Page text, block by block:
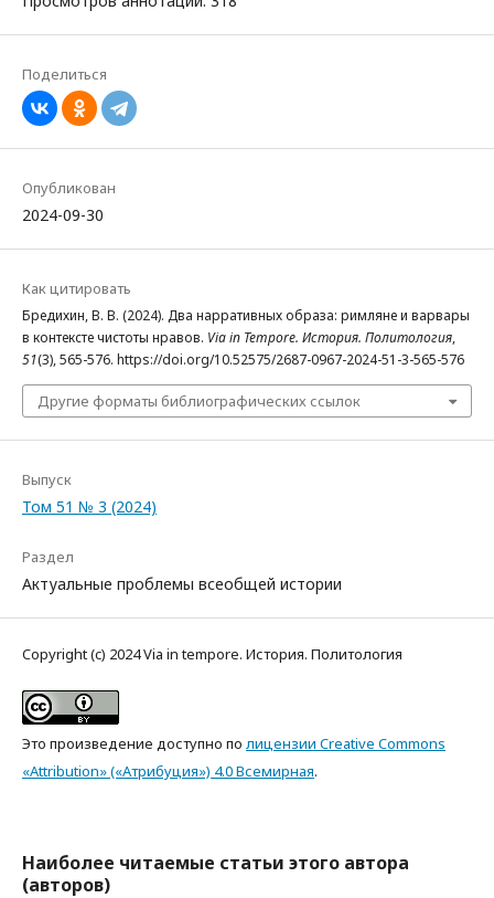
Поделиться
Опубликован
2024-09-30
Как цитировать
Бредихин, В. В. (2024). Два нарративных образа: римляне и варвары
в контексте чистоты нравов. Via in Tempore. История. Политология,
51(3), 565-576. https://doi.org/10.52575/2687-0967-2024-51-3-565-576
Другие форматы библиографических ссылок
Выпуск
Том 51 № 3 (2024)
Раздел
Актуальные проблемы всеобщей истории
Copyright (c) 2024 Via in tempore. История. Политология
Это произведение доступно по лицензии Creative Commons
«Attribution» («Атрибуция») 4.0 Всемирная.
Наиболее читаемые статьи этого автора
(авторов)